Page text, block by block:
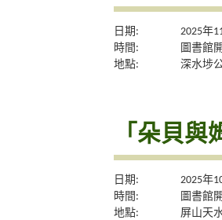
日期:
2025年
時間:
圖書館
地點:
深水埗
「朵貝
日期:
2025年
時間:
圖書館
地點:
屏山天